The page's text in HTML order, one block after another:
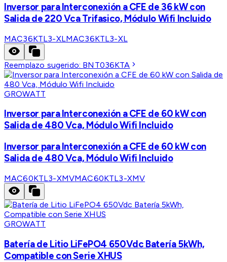
Inversor para Interconexión a CFE de 36 kW con
Salida de 220 Vca Trifasico, Módulo Wifi Incluido
MAC36KTL3-XLMAC36KTL3-XL
Reemplazo sugerido: BNT036KTA
GROWATT
Inversor para Interconexión a CFE de 60 kW con
Salida de 480 Vca, Módulo Wifi Incluido
Inversor para Interconexión a CFE de 60 kW con
Salida de 480 Vca, Módulo Wifi Incluido
MAC60KTL3-XMVMAC60KTL3-XMV
GROWATT
Batería de Litio LiFePO4 650Vdc Batería 5kWh,
Compatible con Serie XHUS